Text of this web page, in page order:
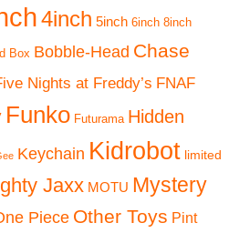
4inch 5inch 6inch 8inch
Box Bobble-Head Chase
Nights at Freddy’s FNAF
Funko Futurama Hidden
Keychain Kidrobot limited
Jaxx MOTU Mystery
Piece Other Toys Pint